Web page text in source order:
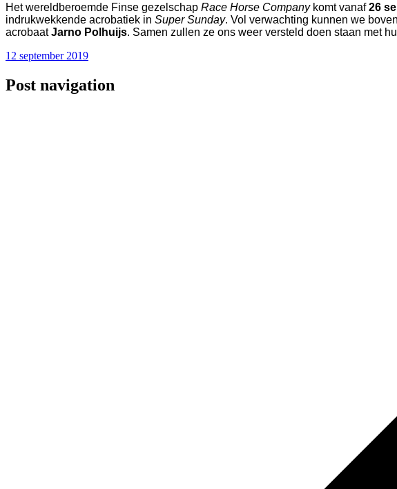
Het wereldberoemde Finse gezelschap Race Horse Companykomt vanaf26
indrukwekkende acrobatiek in Super Sunday. Vol verwachting kunnen we
acrobaatJarno Polhuijs. Samen zullen ze ons weer versteld doen staan met
12 september 2019
Post navigation